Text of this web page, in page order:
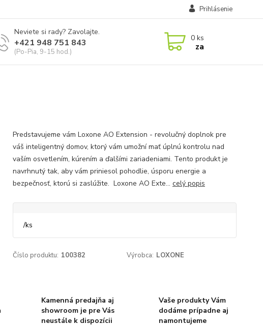
Prihlásenie
Neviete si rady? Zavolajte.
+421 948 751 843
(Po-Pia, 9-15 hod.)
0 ks
za
Predstavujeme vám Loxone AO Extension - revolučný doplnok pre
váš inteligentný domov, ktorý vám umožní mať úplnú kontrolu nad
vaším osvetlením, kúrením a ďalšími zariadeniami. Tento produkt je
navrhnutý tak, aby vám priniesol pohodlie, úsporu energie a
bezpečnosť, ktorú si zaslúžite. Loxone AO Exte... celý popis
/ks
Číslo produktu: 100382 Výrobca: LOXONE
Kamenná predajňa aj
showroom je pre Vás
neustále k dispozícii
Vaše produkty Vám
dodáme prípadne aj
namontujeme